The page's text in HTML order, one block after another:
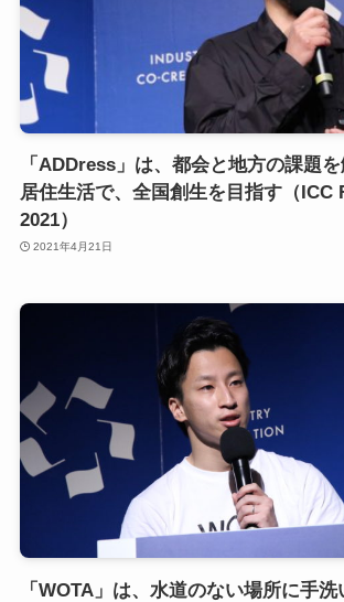
「ADDress」は、都会と地方の課題
居住生活で、全国創生を目指す（ICC
2021）
2021年4月21日
「WOTA」は、水道のない場所に手